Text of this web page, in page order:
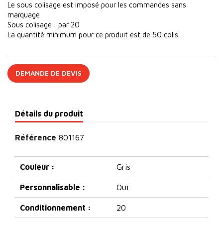
Le sous colisage est imposé pour les commandes sans
marquage
Sous colisage : par 20
La quantité minimum pour ce produit est de 50 colis.
DEMANDE DE DEVIS
Détails du produit
Référence 801167
Couleur : Gris
Personnalisable : Oui
Conditionnement : 20